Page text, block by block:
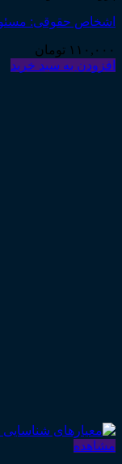
اشخاص حقوقی:
۱۱۰,۰۰۰ تومان
افزودن به سبد خرید
مشاهده